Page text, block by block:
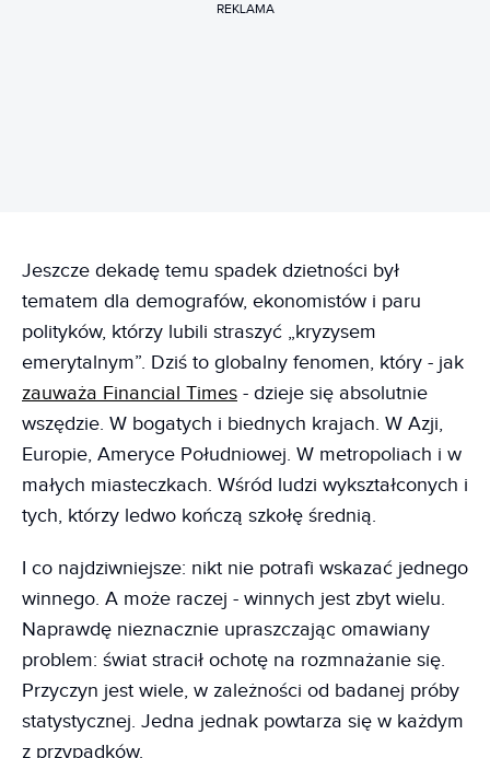
REKLAMA
Jeszcze dekadę temu spadek dzietności był
tematem dla demografów, ekonomistów i paru
polityków, którzy lubili straszyć „kryzysem
emerytalnym”. Dziś to globalny fenomen, który - jak
zauważa Financial Times - dzieje się absolutnie
wszędzie. W bogatych i biednych krajach. W Azji,
Europie, Ameryce Południowej. W metropoliach i w
małych miasteczkach. Wśród ludzi wykształconych i
tych, którzy ledwo kończą szkołę średnią.
I co najdziwniejsze: nikt nie potrafi wskazać jednego
winnego. A może raczej - winnych jest zbyt wielu.
Naprawdę nieznacznie upraszczając omawiany
problem: świat stracił ochotę na rozmnażanie się.
Przyczyn jest wiele, w zależności od badanej próby
statystycznej. Jedna jednak powtarza się w każdym
z przypadków.